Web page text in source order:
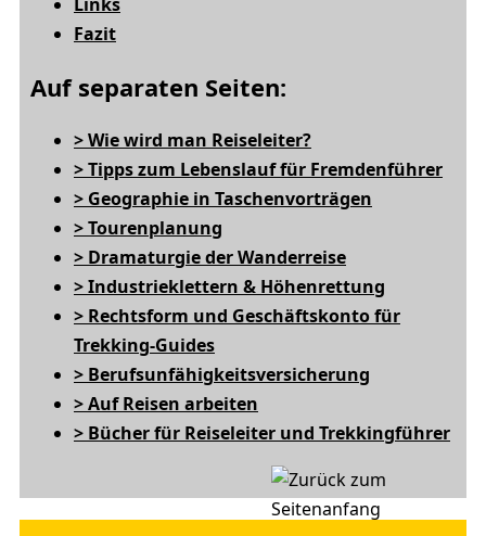
Fazit
Auf separaten Seiten:
> Wie wird man Reiseleiter?
> Tipps zum Lebenslauf für Fremdenführer
> Geographie in Taschenvorträgen
> Tourenplanung
> Dramaturgie der Wanderreise
> Industrieklettern & Höhenrettung
> Rechtsform und Geschäftskonto für
Trekking-Guides
> Berufsunfähigkeitsversicherung
> Auf Reisen arbeiten
> Bücher für Reiseleiter und Trekkingführer